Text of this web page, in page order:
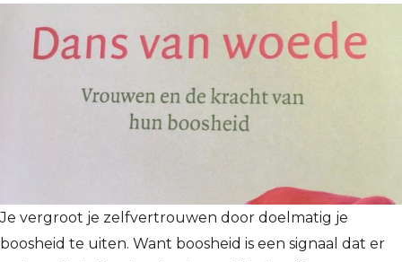
Je vergroot je zelfvertrouwen door doelmatig je
boosheid te uiten. Want boosheid is een signaal dat er